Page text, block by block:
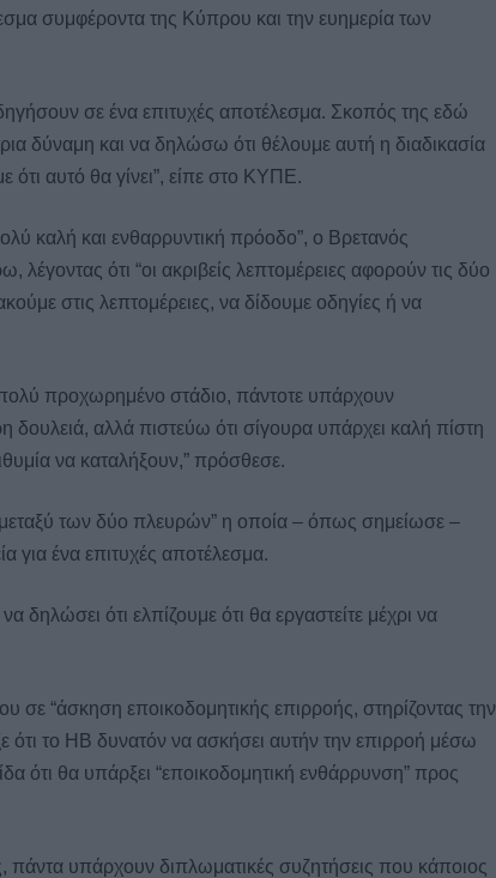
συμφέροντα της Κύπρου και την ευημερία των
σε ένα επιτυχές αποτέλεσμα. Σκοπός της εδώ
δύναμη και να δηλώσω ότι θέλουμε αυτή η διαδικασία
ότι αυτό θα γίνει”, είπε στο ΚΥΠΕ.
καλή και ενθαρρυντική πρόοδο”, ο Βρετανός
ότι “οι ακριβείς λεπτομέρειες αφορούν τις δύο
στις λεπτομέρειες, να δίδουμε οδηγίες ή να
πολύ προχωρημένο στάδιο, πάντοτε υπάρχουν
δουλειά, αλλά πιστεύω ότι σίγουρα υπάρχει καλή πίστη
να καταλήξουν,” πρόσθεσε.
των δύο πλευρών” η οποία – όπως σημείωσε –
για ένα επιτυχές αποτέλεσμα.
δηλώσει ότι ελπίζουμε ότι θα εργαστείτε μέχρι να
σε “άσκηση εποικοδομητικής επιρροής, στηρίζοντας την
ότι το ΗΒ δυνατόν να ασκήσει αυτήν την επιρροή μέσω
ότι θα υπάρξει “εποικοδομητική ενθάρρυνση” προς
πάντα υπάρχουν διπλωματικές συζητήσεις που κάποιος